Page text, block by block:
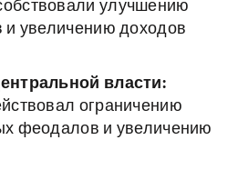
улучшению
и увеличению доходов
власти:
ограничению
феодалов и увеличению